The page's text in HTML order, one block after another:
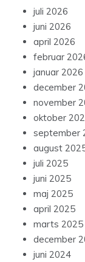
juli 2026
juni 2026
april 2026
februar
januar 2026
december
november
oktober
september
august
juli 2025
juni 2025
maj 2025
april 2025
marts 2025
december
juni 2024